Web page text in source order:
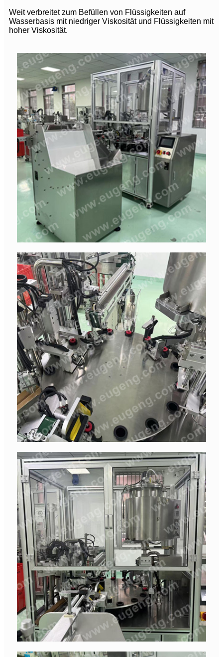
Weit verbreitet zum Befüllen von Flüssigkeiten auf
Wasserbasis mit niedriger Viskosität und Flüssigkeiten mit
hoher Viskosität.